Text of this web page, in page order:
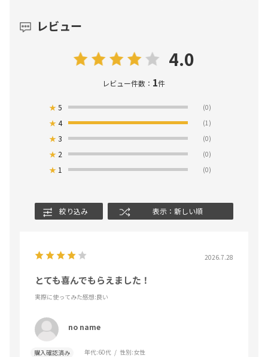
レビュー
4.0
レビュー件数： 1件
★5 (0)
★4 (1)
★3 (0)
★ 2 (0)
★ 1 (0)
絞り込み 表示：新しい順
2026.7.28
とても喜んでもらえました！
実際に使ってみた感想:良い
no name
購入確認済み 年代:60代 性別:女性